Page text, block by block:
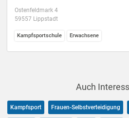
Ostenfeldmark 4
59557 Lippstadt
Kampfsportschule Erwachsene
Auch
Kampfsport Frauen-Selbstverteidigung